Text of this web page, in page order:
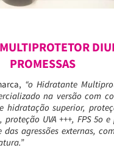
PROMESSAS
“o Hidratante
na versão com
hidratação superior,
UVA +++, FPS 5o
agressões externas,